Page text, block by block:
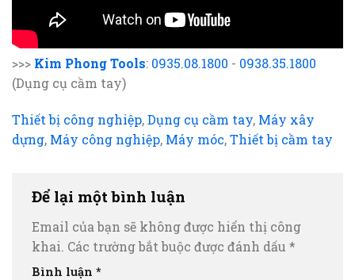
>>> Kim Phong Tools: 0935.08.1800 - 0938.35.1800
(Dụng cụ cầm tay)
Thiết bị công nghiệp,Dụng cụ cầm tay, Máy xây
dựng, Máy công nghiệp, Máy móc,Thiết bị cầm tay
Để lại một bình luận
Email của bạn sẽ không được hiển thị công
khai. Các trường bắt buộc được đánh dấu *
Bình luận *